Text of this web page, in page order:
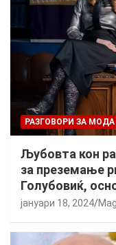
РАЗГОВОРИ ЗА
Љубовта кон
за преземање
Голубовиќ,
јануари 18, 2024